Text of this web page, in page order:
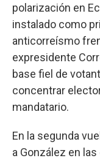
polarización en
instalado como
anticorreísmo
expresidente
base fiel de
concentrar
mandatario.
En la segunda
a González en